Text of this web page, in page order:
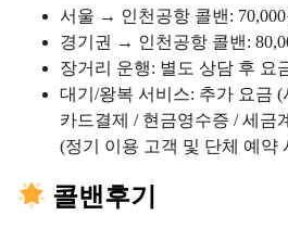
서울 → 인천공항 콜밴:
경기권 → 인천공항 콜밴:
장거리 운행: 별도 상담 후 요
대기/왕복 서비스: 추가 요금 (
카드결제 / 현금영수증 / 세금
(정기 이용 고객 및 단체 예약
콜밴후기